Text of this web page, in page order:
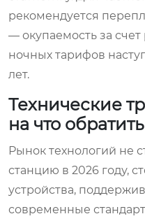
рекомендуется
— окупаемость за
ночных тарифов
лет.
Технические
на что
Рынок технологий не
станцию в 2026 году,
устройства,
современные